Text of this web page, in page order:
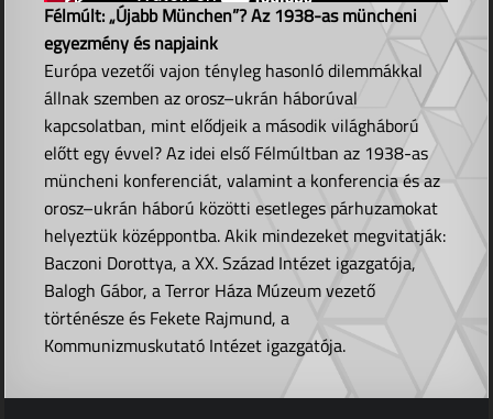
Félmúlt: „Újabb München”? Az 1938-as müncheni
egyezmény és napjaink
Európa vezetői vajon tényleg hasonló dilemmákkal
állnak szemben az orosz–ukrán háborúval
kapcsolatban, mint elődjeik a második világháború
előtt egy évvel? Az idei első Félmúltban az 1938-as
müncheni konferenciát, valamint a konferencia és az
orosz–ukrán háború közötti esetleges párhuzamokat
helyeztük középpontba. Akik mindezeket megvitatják:
Baczoni Dorottya, a XX. Század Intézet igazgatója,
Balogh Gábor, a Terror Háza Múzeum vezető
történésze és Fekete Rajmund, a
Kommunizmuskutató Intézet igazgatója.